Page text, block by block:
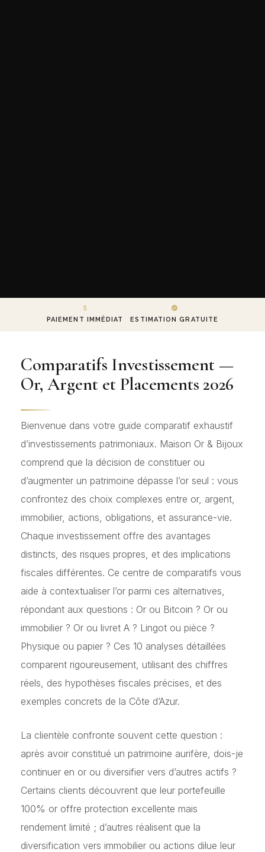
PAIEMENT IMMÉDIAT ESTIMATION GRATUITE
Comparatifs Investissement —
Or, Argent et Placements 2026
Bienvenue dans votre guide comparatif exhaustif
d’investissements patrimoniaux. Maison Or & Bijoux
comprend que la décision de constituer ou
d’augmenter un patrimoine dépasse l’or seul : vous
confrontez des choix complexes entre or, argent,
immobilier, actions, obligations, et assurance-vie.
Chaque investissement offre des avantages
distincts, des risques propres, et des implications
fiscales différentes. Ce centre de comparatifs vous
aide à contextualiser l’or parmi ces alternatives,
répondant aux questions : Or ou Bitcoin ? Or ou
immobilier ? Or ou livret A ? Lingot ou pièce ?
Physique ou papier ? Ces 10 analyses détaillées
comparent rigoureusement, utilisant des chiffres
réels, des hypothèses fiscales précises, et des
exemples concrets de la Côte d’Azur.
La clientèle confronte souvent cette question :
après avoir constitué un patrimoine aurifère, dois-je
continuer en or ou diversifier vers d’autres actifs ?
Certains clients découvrent que leur portefeuille
100% or offre protection excellente mais
rendement limité ; d’autres réalisent que la
diversification vers immobilier ou actions dilue leur